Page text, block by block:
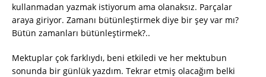
kullanmadan yazmak istiyorum ama olanaksız. Parçalar
araya giriyor. Zamanı bütünleştirmek diye bir şey var mı?
Bütün zamanları bütünleştirmek?..
Mektuplar çok farklıydı, beni etkiledi ve her mektubun
sonunda bir günlük yazdım. Tekrar etmiş olacağım belki